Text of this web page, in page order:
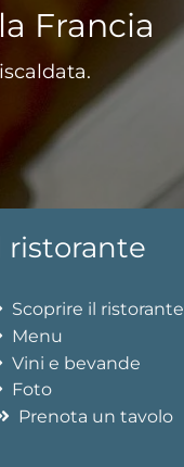
Francia
ristorante
Scoprire il ristorante
Menu
Vini e bevande
Foto
Prenota un tavolo